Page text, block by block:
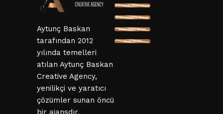
Aytunç Baskan
tarafından 2012
yılında temelleri
atılan Aytunç Baskan
Creative Agency,
yenilikçi ve yaratıcı
çözümler sunan öncü
bir ajansdır.